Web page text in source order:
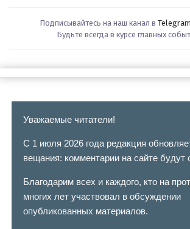
Подписывайтесь на наш канал в Telegram
Будьте всегда в курсе главных
Уважаемые читатели!
С 1 июля 2026 года редакция
вещания: комментарии на сайте будут
Благодарим всех и каждого, кто на
многих лет участвовал в обсуждении
опубликованных материалов.